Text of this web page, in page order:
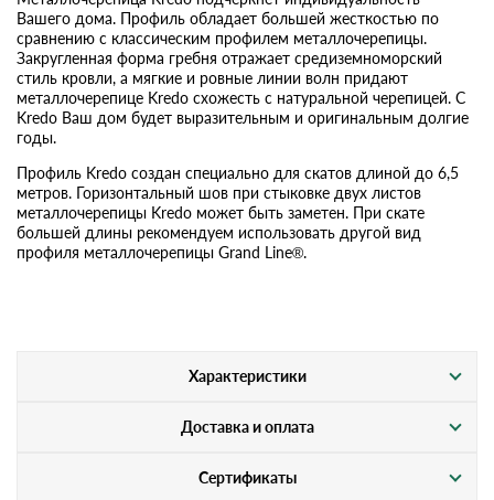
Вашего дома. Профиль обладает большей жесткостью по
сравнению с классическим профилем металлочерепицы.
Закругленная форма гребня отражает средиземноморский
стиль кровли, а мягкие и ровные линии волн придают
металлочерепице Kredo схожесть с натуральной черепицей. С
Kredo Ваш дом будет выразительным и оригинальным долгие
годы.
Профиль Kredo создан специально для скатов длиной до 6,5
метров. Горизонтальный шов при стыковке двух листов
металлочерепицы Kredo может быть заметен. При скате
большей длины рекомендуем использовать другой вид
профиля металлочерепицы Grand Line®.
Характеристики
Доставка и оплата
Сертификаты